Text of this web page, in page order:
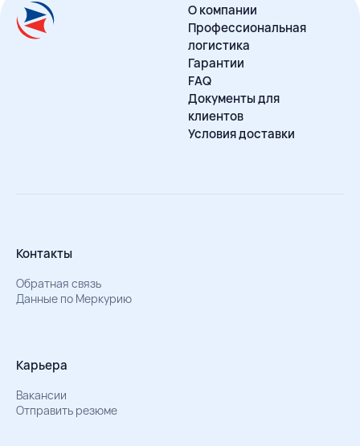
О компании
Профессиональная
логистика
Гарантии
FAQ
Документы для
клиентов
Условия доставки
Контакты
Обратная связь
Данные по Меркурию
Карьера
Вакансии
Отправить резюме